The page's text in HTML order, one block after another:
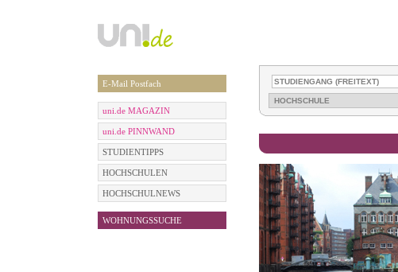
E-Mail Postfach
uni.de MAGAZIN
uni.de PINNWAND
STUDIENTIPPS
HOCHSCHULEN
HOCHSCHULNEWS
WOHNUNGSSUCHE